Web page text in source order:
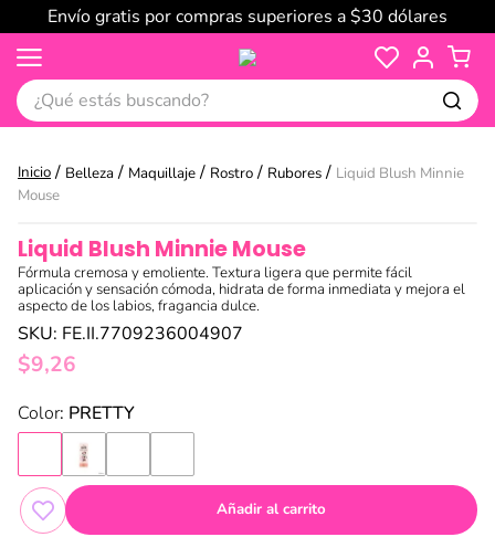
Envío gratis por compras superiores a $30 dólares
¿Qué estás buscando?
Belleza Maquillaje Rostro Rubores
Liquid Blush Minnie
Mouse
Liquid Blush Minnie Mouse
Fórmula cremosa y emoliente. Textura ligera que permite fácil
aplicación y sensación cómoda, hidrata de forma inmediata y mejora el
aspecto de los labios, fragancia dulce.
SKU: FE.II.7709236004907
$9,26
: PRETTY
Añadir al carrito